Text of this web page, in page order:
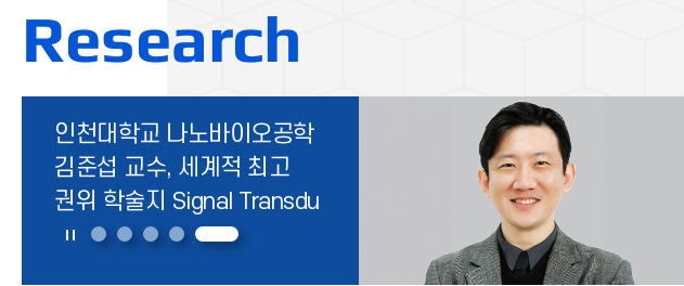
Research
연안 퇴적물이
미세플라스틱의 무덤은
아니었다
인천대 해양학과 연구팀,
환경DNA(eDNA) 내 해파리
분석 정확도 높이는 기술 개발
인천대 사회복지학과 전용호
교수, 『보건사회연구』
우수논문 선정
인천대·美로렌스 버클리
국립연구소 연구팀, 반도체 속
‘묻힌 결함’의 안정적 발광
원리 규
인천대학교 나노바이오공학
김준섭 교수, 세계적 최고
권위 학술지 Signal Transdu